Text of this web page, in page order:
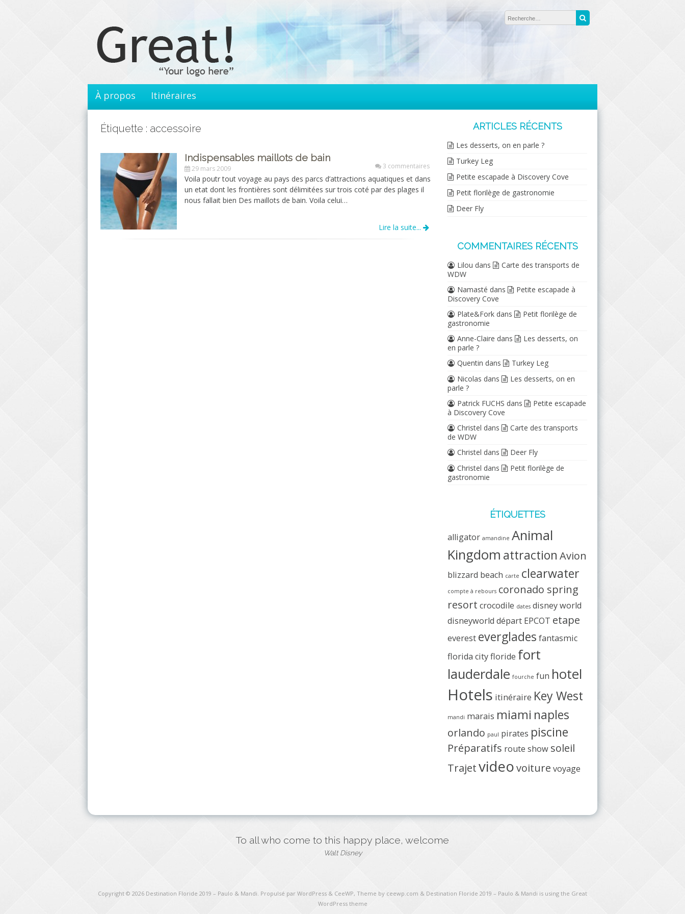
contenu
principal
À propos Itinéraires
Étiquette : accessoire
Indispensables maillots de bain
29 mars 2009 3 commentaires
Voila poutr tout voyage au pays des parcs d’attractions aquatiques et dans
un etat dont les frontières sont délimitées sur trois coté par des plages il
nous fallait bien Des maillots de bain. Voila celui…
Lire la suite...
ARTICLES RÉCENTS
Les desserts, on en parle ?
Turkey Leg
Petite escapade à Discovery Cove
Petit florilège de gastronomie
Deer Fly
COMMENTAIRES RÉCENTS
Lilou dans
Carte des transports de
WDW
Namasté dans
Petite escapade à
Discovery Cove
Plate&Fork dans
Petit florilège de
gastronomie
Anne-Claire dans
Les desserts, on
en parle ?
Quentin dans
Turkey Leg
Nicolas dans
Les desserts, on en
parle ?
Patrick FUCHS dans
Petite escapade
à Discovery Cove
Christel dans
Carte des transports
de WDW
Christel dans
Deer Fly
Christel dans
Petit florilège de
gastronomie
ÉTIQUETTES
alligator amandine Animal
Kingdom attraction Avion
blizzard beach carte clearwater
compte à rebours coronado spring
resort crocodile dates disney world
disneyworld départ EPCOT etape
everest everglades fantasmic
florida cityfloride fort
lauderdale fourche fun hotel
Hotels itinéraire Key West
mandi marais miami naples
orlando paul pirates piscine
Préparatifs route show soleil
Trajetvideovoiture voyage
To all who come to this happy place, welcome
Walt Disney
Copyright © 2026 Destination Floride 2019 – Paulo & Mandi. Propulsé par WordPress & CeeWP, Theme by ceewp.com & Destination Floride 2019 – Paulo & Mandi is using the Great
WordPress theme